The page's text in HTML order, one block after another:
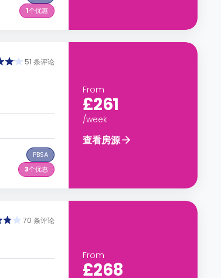
1个优惠
51 条评论
PBSA
3个优惠
From
£261
/week
查看房源
70 条评论
From
£268